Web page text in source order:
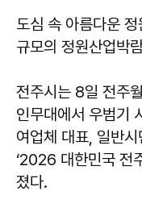
도심 속 아름다운
규모의 정원산업박
전주시는 8일 전주
인무대에서 우범기
여업체 대표, 일반
‘2026 대한민국 전
졌다.